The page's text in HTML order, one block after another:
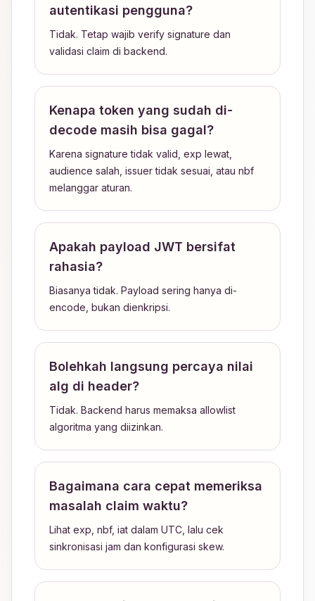
autentikasi pengguna?
Tidak. Tetap wajib verify signature dan
validasi claim di backend.
Kenapa token yang sudah di-
decode masih bisa gagal?
Karena signature tidak valid, exp lewat,
audience salah, issuer tidak sesuai, atau nbf
melanggar aturan.
Apakah payload JWT bersifat
rahasia?
Biasanya tidak. Payload sering hanya di-
encode, bukan dienkripsi.
Bolehkah langsung percaya nilai
alg di header?
Tidak. Backend harus memaksa allowlist
algoritma yang diizinkan.
Bagaimana cara cepat memeriksa
masalah claim waktu?
Lihat exp, nbf, iat dalam UTC, lalu cek
sinkronisasi jam dan konfigurasi skew.